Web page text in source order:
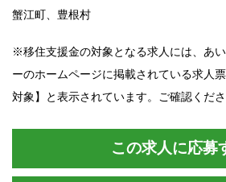
蟹江町、豊根村
※移住支援金の対象となる求人には、あ
ーのホームページに掲載されている求人
対象】と表示されています。ご確認くださ
この求人に応募